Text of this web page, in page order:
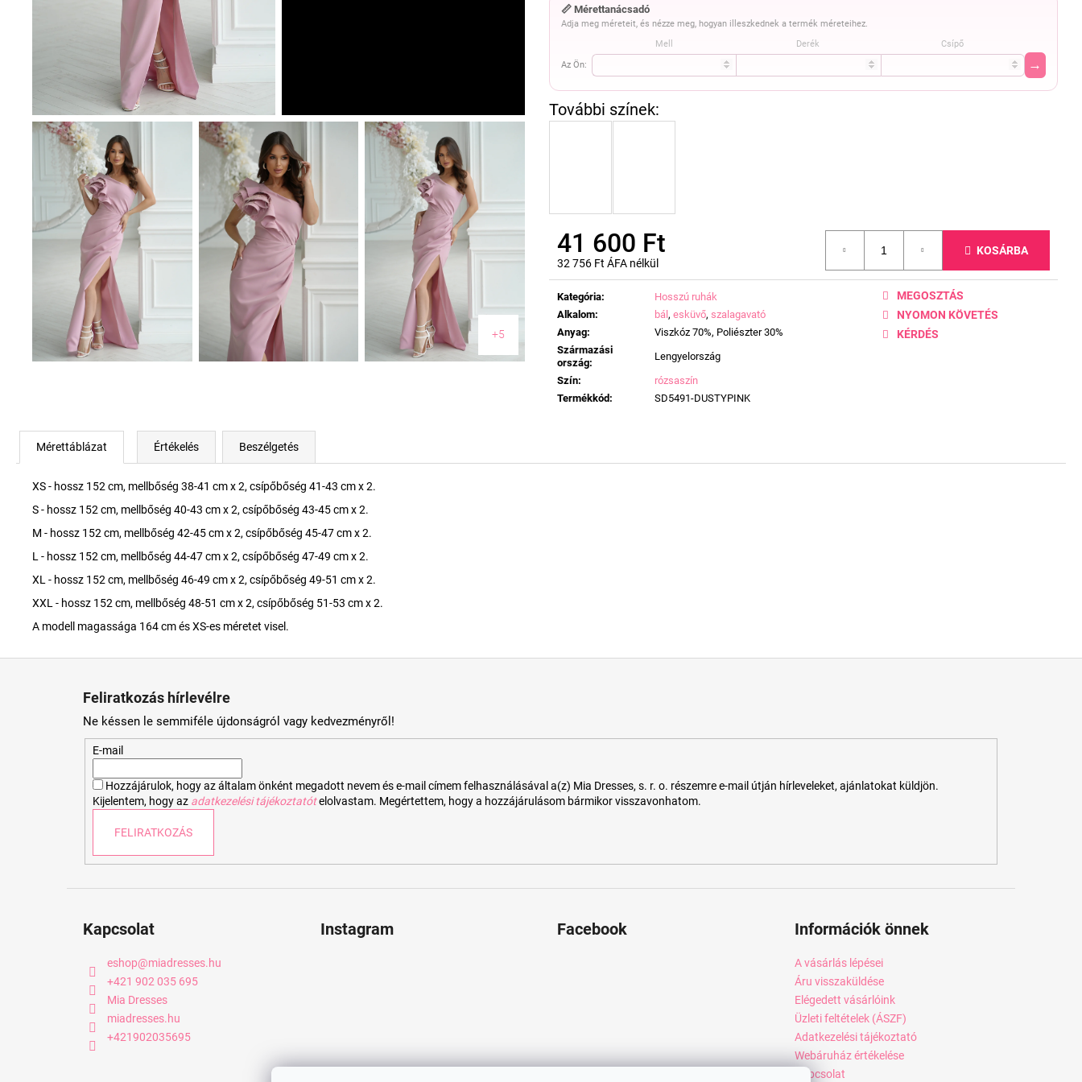
📏 Mérettanácsadó
Adja meg méreteit, és nézze meg, hogyan illeszkednek a termék méreteihez.
Mell
Derék Csípő
Az Ön: →
41 600 Ft
32 756 Ft ÁFA nélkül
Egységár:
KOSÁRBA
Kategória:
Hosszú ruhák
Alkalom: bál, esküvő, szalagavató
Anyag:
Viszkóz 70%, Poliészter 30%
Származási
ország:
Lengyelország
Szín:
rózsaszín
Termékkód: SD5491-DUSTYPINK
KÉRDÉS
NYOMON KÖVETÉS
MEGOSZTÁS
+5
Mérettáblázat Értékelés Beszélgetés
XS - hossz 152 cm, mellbőség 38-41 cm x 2, csípőbőség 41-43 cm x 2.
S - hossz 152 cm, mellbőség 40-43 cm x 2, csípőbőség 43-45 cm x 2.
M - hossz 152 cm, mellbőség 42-45 cm x 2, csípőbőség 45-47 cm x 2.
L - hossz 152 cm, mellbőség 44-47 cm x 2, csípőbőség 47-49 cm x 2.
XL - hossz 152 cm, mellbőség 46-49 cm x 2, csípőbőség 49-51 cm x 2.
XXL - hossz 152 cm, mellbőség 48-51 cm x 2, csípőbőség 51-53 cm x 2.
A modell magassága 164 cm és XS-es méretet visel.
Feliratkozás hírlevélre
Ne késsen le semmiféle újdonságról vagy kedvezményről!
E-mail
Hozzájárulok, hogy az általam önként megadott nevem és e-mail címem felhasználásával a(z) Mia Dresses, s. r. o. részemre e-mail útján hírleveleket, ajánlatokat küldjön.
Kijelentem, hogy az adatkezelési tájékoztatót elolvastam. Megértettem, hogy a hozzájárulásom bármikor visszavonhatom.
FELIRATKOZÁS
Kapcsolat
eshop@miadresses.hu
+421 902 035 695
Mia Dresses
miadresses.hu
+421902035695
Instagram Facebook Információk önnek
A vásárlás lépései
Áru visszaküldése
Elégedett vásárlóink
Üzleti feltételek (ÁSZF)
Adatkezelési tájékoztató
Webáruház értékelése
Kapcsolat